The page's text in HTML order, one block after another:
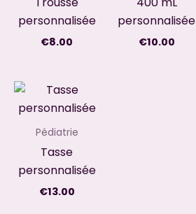
personnalisée
€8.00
personnalisée
€10.00
Pédiatrie
Tasse
personnalisée
€13.00